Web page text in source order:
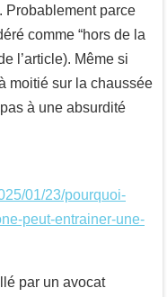
Probablement parce
comme “hors de la
l’article). Même si
moitié sur la chaussée
à une absurdité
01/23/pourquoi-
peut-entrainer-une-
par un avocat